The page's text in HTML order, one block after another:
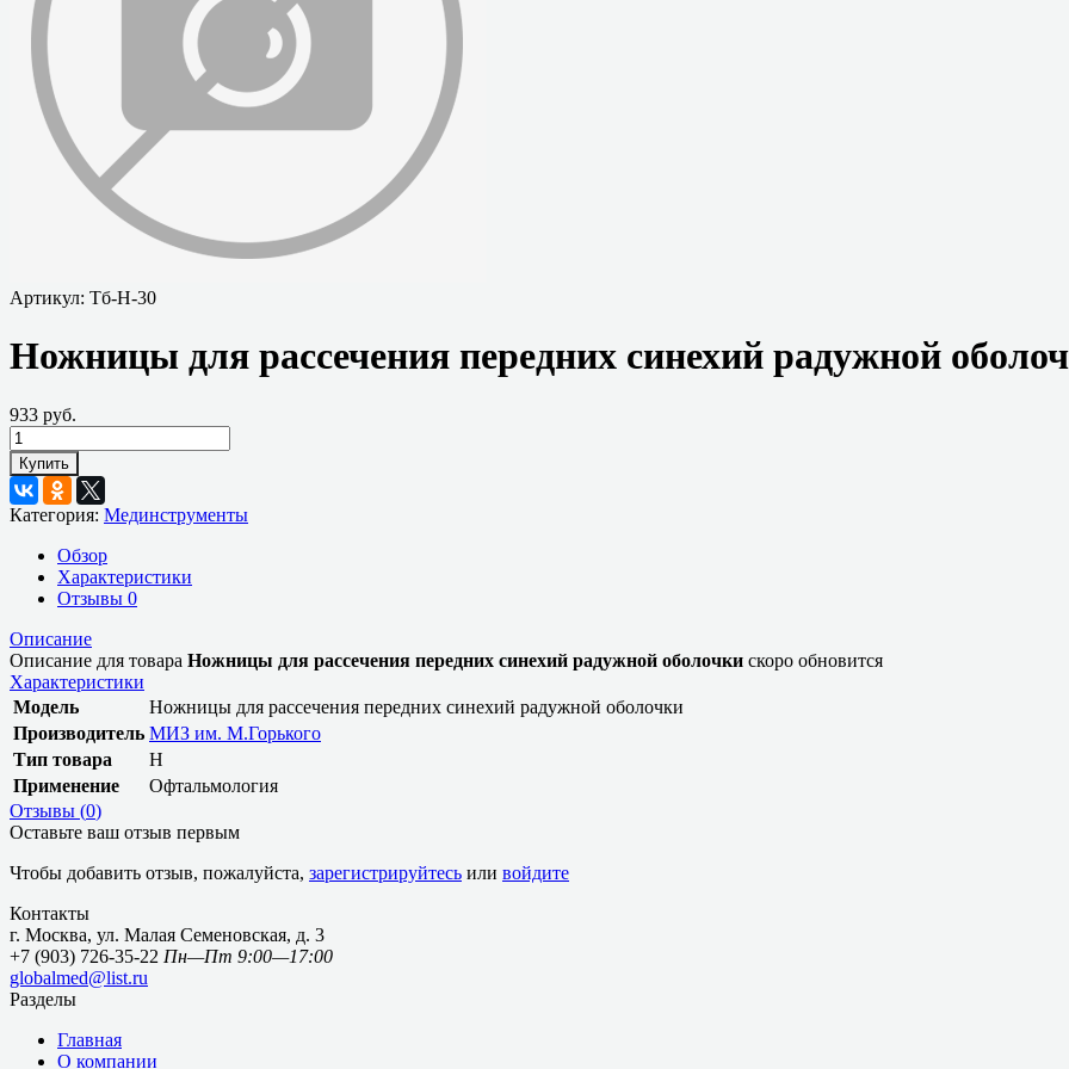
Артикул: Тб-Н-30
Ножницы для рассечения передних синехий радужной
933 руб.
Купить
Категория: Мединструменты
Обзор
Характеристики
Отзывы 0
Описание
Описание для товара Ножницы для рассечения передних синехий радужной оболочки скоро обновится
Характеристики
Модель
Ножницы для рассечения передних синехий радужной оболочки
Производитель МИЗ им. М.Горького
Тип товара
Н
Применение
Офтальмология
Отзывы (0)
Оставьте ваш отзыв первым
Чтобы добавить отзыв, пожалуйста, зарегистрируйтесь или войдите
Контакты
г. Москва, ул. Малая Семеновская, д. 3
+7 (903) 726-35-22 Пн—Пт 9:00—17:00
globalmed@list.ru
Разделы
Главная
О компании